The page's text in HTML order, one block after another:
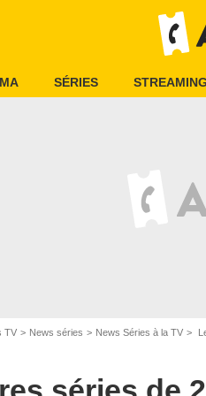
SÉRIES STREAMING
TV News séries News Séries à la TV